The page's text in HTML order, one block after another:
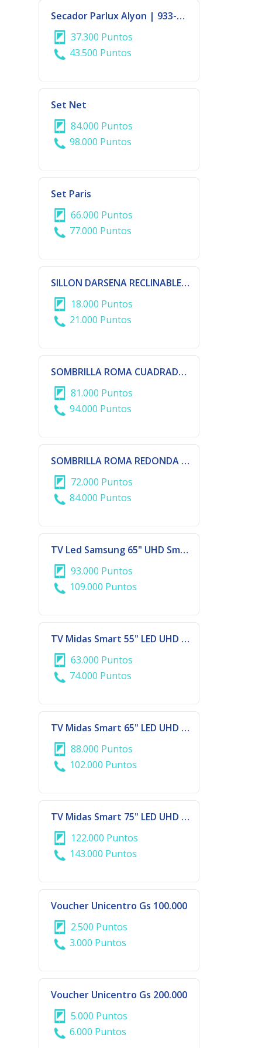
Secador Parlux Alyon | 933-734
37.300 Puntos
43.500 Puntos
Set Net
84.000 Puntos
98.000 Puntos
Set Paris
66.000 Puntos
77.000 Puntos
SILLON DARSENA RECLINABLE Y PLEGABLE
18.000 Puntos
21.000 Puntos
SOMBRILLA ROMA CUADRADA DE 3X3 METROS
81.000 Puntos
94.000 Puntos
SOMBRILLA ROMA REDONDA DE 3 METROS DE DIAMETRO
72.000 Puntos
84.000 Puntos
TV Led Samsung 65" UHD Smart
93.000 Puntos
109.000 Puntos
TV Midas Smart 55" LED UHD 4K
63.000 Puntos
74.000 Puntos
TV Midas Smart 65" LED UHD 4K
88.000 Puntos
102.000 Puntos
TV Midas Smart 75" LED UHD 4K
122.000 Puntos
143.000 Puntos
Voucher Unicentro Gs 100.000
2.500 Puntos
3.000 Puntos
Voucher Unicentro Gs 200.000
5.000 Puntos
6.000 Puntos